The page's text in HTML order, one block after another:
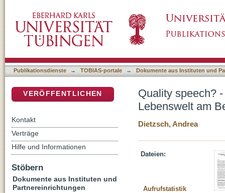
Sündenbegriffs
Publikationsdienste → TOBIAS-portale → Dokumente aus Instituten und
Quality speech?
Lebenswelt am
Dietzsch, Andrea
Dateien:
Aufrufstatistik
VERÖFFENTLICHEN
Kontakt
Verträge
Hilfe und Informationen
Stöbern
Dokumente aus Instituten und
Partnereinrichtungen